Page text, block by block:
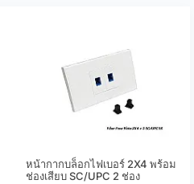
หน้ากากบล็อกไฟเบอร์ 2X4 พร้อม
ช่องเสียบ SC/UPC 2 ช่อง